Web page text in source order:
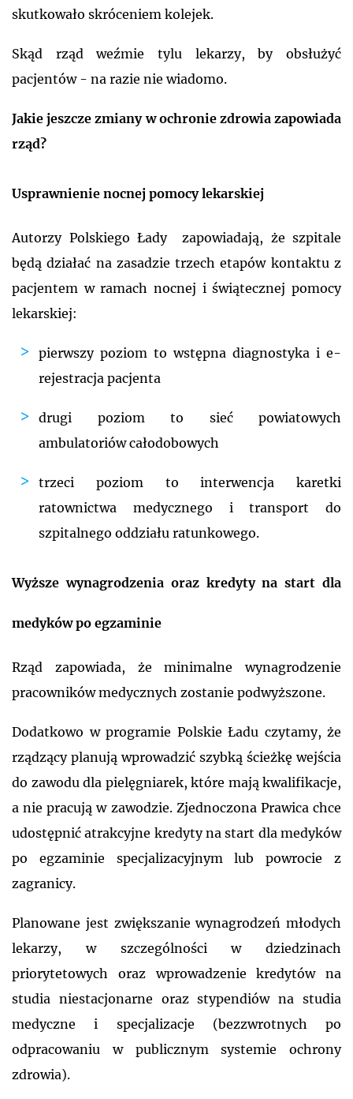
skutkowało skróceniem kolejek.
Skąd rząd weźmie tylu lekarzy, by obsłużyć
pacjentów - na razie nie wiadomo.
Jakie jeszcze zmiany w ochronie zdrowia zapowiada
rząd?
Usprawnienie nocnej pomocy lekarskiej
Autorzy Polskiego Łady zapowiadają, że szpitale
będą działać na zasadzie trzech etapów kontaktu z
pacjentem w ramach nocnej i świątecznej pomocy
lekarskiej:
pierwszy poziom to wstępna diagnostyka i e-
rejestracja pacjenta
drugi poziom to sieć powiatowych
ambulatoriów całodobowych
trzeci poziom to interwencja karetki
ratownictwa medycznego i transport do
szpitalnego oddziału ratunkowego.
Wyższe wynagrodzenia oraz kredyty na start dla
medyków po egzaminie
Rząd zapowiada, że minimalne wynagrodzenie
pracowników medycznych zostanie podwyższone.
Dodatkowo w programie Polskie Ładu czytamy, że
rządzący planują wprowadzić szybką ścieżkę wejścia
do zawodu dla pielęgniarek, które mają kwalifikacje,
a nie pracują w zawodzie. Zjednoczona Prawica chce
udostępnić atrakcyjne kredyty na start dla medyków
po egzaminie specjalizacyjnym lub powrocie z
zagranicy.
Planowane jest zwiększanie wynagrodzeń młodych
lekarzy, w szczególności w dziedzinach
priorytetowych oraz wprowadzenie kredytów na
studia niestacjonarne oraz stypendiów na studia
medyczne i specjalizacje (bezzwrotnych po
odpracowaniu w publicznym systemie ochrony
zdrowia).